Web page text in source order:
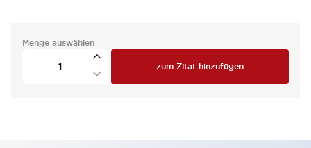
Menge auswählen
zum Zitat hinzufügen